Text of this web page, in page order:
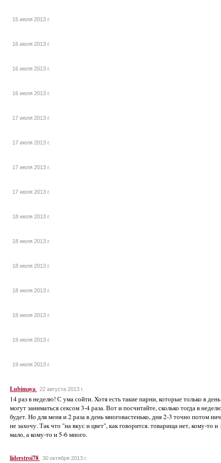
15 июля 2013 г.
16 июля 2013 г.
16 июля 2013 г.
16 июля 2013 г.
17 июля 2013 г.
17 июля 2013 г.
17 июля 2013 г.
17 июля 2013 г.
18 июля 2013 г.
18 июля 2013 г.
18 июля 2013 г.
18 июля 2013 г.
18 июля 2013 г.
19 июля 2013 г.
19 июля 2013 г.
Lubimaya 22 августа 2013 г.
14 раз в неделю! С ума сойти. Хотя есть такие парни, которые только в день
могут заниматься сексом 3-4 раза. Вот и посчитайте, сколько тогда в
будет. Но для меня и 2 раза в день многовастенько, дня 2-3 точно потом
не захочу. Так что "на вкус и цвет", как говорится. товарища нет, кому-то и
мало, а кому-то и 5-6 много.
liderstroi78 30 октября 2013 г.